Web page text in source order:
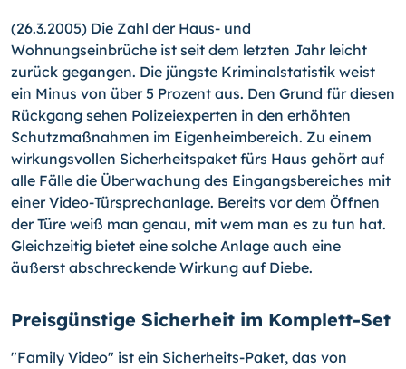
(26.3.2005) Die Zahl der Haus- und
Wohnungseinbrüche ist seit dem letzten Jahr leicht
zurück gegangen. Die jüngste Kriminalstatistik weist
ein Minus von über 5 Prozent aus. Den Grund für diesen
Rückgang sehen Polizeiexperten in den erhöhten
Schutzmaßnahmen im Eigenheimbereich. Zu einem
wirkungsvollen Sicherheitspaket fürs Haus gehört auf
alle Fälle die Überwachung des Eingangsbereiches mit
einer Video-Türsprechanlage. Bereits vor dem Öffnen
der Türe weiß man genau, mit wem man es zu tun hat.
Gleichzeitig bietet eine solche Anlage auch eine
äußerst abschreckende Wirkung auf Diebe.
Preisgünstige Sicherheit im Komplett-Set
"Family Video" ist ein Sicherheits-Paket, das von